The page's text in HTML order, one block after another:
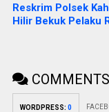
Reskrim Polsek
Hilir Bekuk Pelaku
COMMENTS
WORDPRESS: 0